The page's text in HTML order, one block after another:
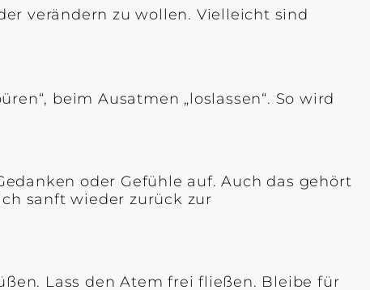
verändern zu wollen. Vielleicht sind
beim Ausatmen „loslassen“. So wird
oder Gefühle auf. Auch das gehört
sanft wieder zurück zur
Lass den Atem frei fließen. Bleibe für